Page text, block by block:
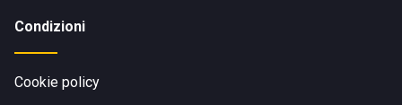
Condizioni
Cookie policy